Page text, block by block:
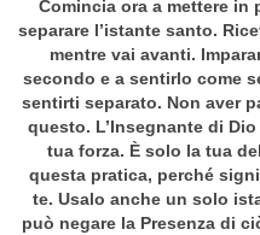
Comincia ora a mettere in
separare l’istante santo.
mentre vai avanti.
secondo e a sentirlo come
sentirti separato. Non aver
questo. L’Insegnante di
tua forza. È solo la tua
questa pratica, perché
te. Usalo anche un solo
può negare la Presenza di